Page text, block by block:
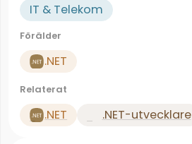
IT & Telekom
Förälder
.NET
Relaterat
.NET .NET-utvecklare